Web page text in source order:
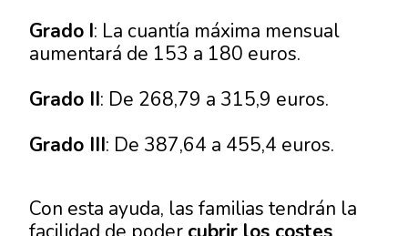
Grado I: La cuantía máxima mensual
aumentará de 153 a 180 euros.
Grado II: De 268,79 a 315,9 euros.
Grado III: De 387,64 a 455,4 euros.
Con esta ayuda, las familias tendrán la